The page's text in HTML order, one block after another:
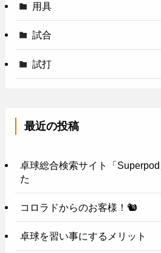
用具
試合
試打
最近の投稿
卓球総合検索サイト「
た
コロラドからのお客様！🐿️
卓球を習い事にするメリット